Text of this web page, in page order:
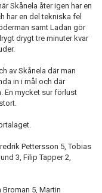
Skånela åter igen har en
har en del tekniska fel
samt Ladan gör
drygt tre minuter kvar
av Skånela där man
in i mål och där
En mycket sur förlust
Pettersson 5, Tobias
3, Filip Tapper 2,
5, Martin